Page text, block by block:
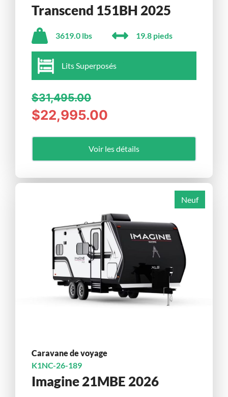
Transcend 151BH 2025
3619.0 lbs 19.8 pieds
Lits Superposés
$31,495.00
$22,995.00
Voir les détails
Neuf
Caravane de voyage
K1NC-26-189
Imagine 21MBE 2026